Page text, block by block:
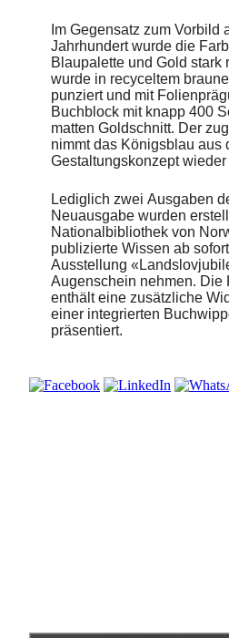
Im Gegensatz zum Vorbild
Jahrhundert wurde die
Blaupalette und Gold stark
wurde in recyceltem
punziert und mit
Buchblock mit knapp 400
matten Goldschnitt. Der
nimmt das Königsblau aus
Gestaltungskonzept wieder
Lediglich zwei Ausgaben
Neuausgabe wurden
Nationalbibliothek von
publizierte Wissen ab
Ausstellung
Augenschein nehmen. Die
enthält eine zusätzliche
einer integrierten
präsentiert.